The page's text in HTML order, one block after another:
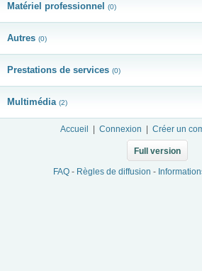
Matériel professionnel (0)
Autres (0)
Prestations de services (0)
Multimédia (2)
Accueil Connexion Créer un
Full version
FAQ - Règles de diffusion -